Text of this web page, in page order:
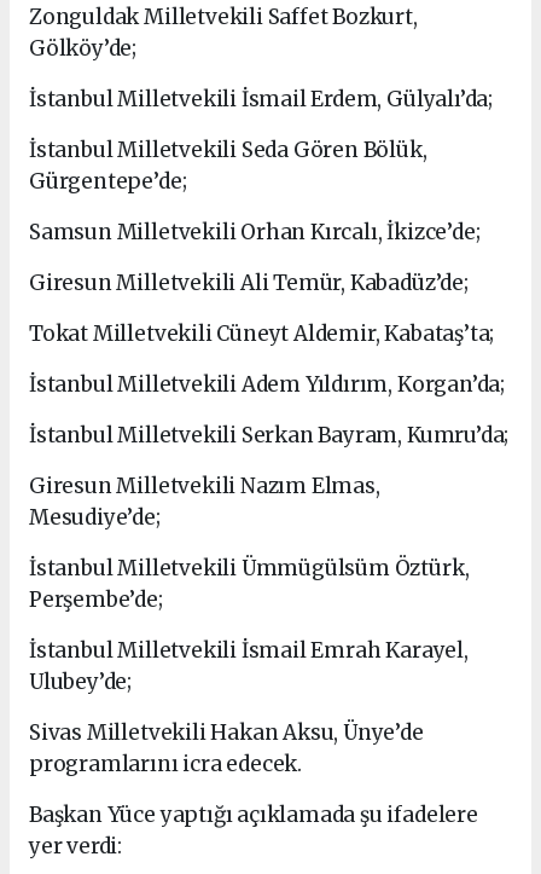
Zonguldak Milletvekili Saffet Bozkurt,
Gölköy’de;
İstanbul Milletvekili İsmail Erdem, Gülyalı’da;
İstanbul Milletvekili Seda Gören Bölük,
Gürgentepe’de;
Samsun Milletvekili Orhan Kırcalı, İkizce’de;
Giresun Milletvekili Ali Temür, Kabadüz’de;
Tokat Milletvekili Cüneyt Aldemir, Kabataş’ta;
İstanbul Milletvekili Adem Yıldırım, Korgan’da;
İstanbul Milletvekili Serkan Bayram, Kumru’da;
Giresun Milletvekili Nazım Elmas,
Mesudiye’de;
İstanbul Milletvekili Ümmügülsüm Öztürk,
Perşembe’de;
İstanbul Milletvekili İsmail Emrah Karayel,
Ulubey’de;
Sivas Milletvekili Hakan Aksu, Ünye’de
programlarını icra edecek.
Başkan Yüce yaptığı açıklamada şu ifadelere
yer verdi: